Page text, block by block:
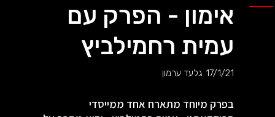
אימון - הפרק עם
עמית רחמילביץ
17/1/21 גלעד ערמון
בפרק מיוחד מתארח אחד ממייסדי